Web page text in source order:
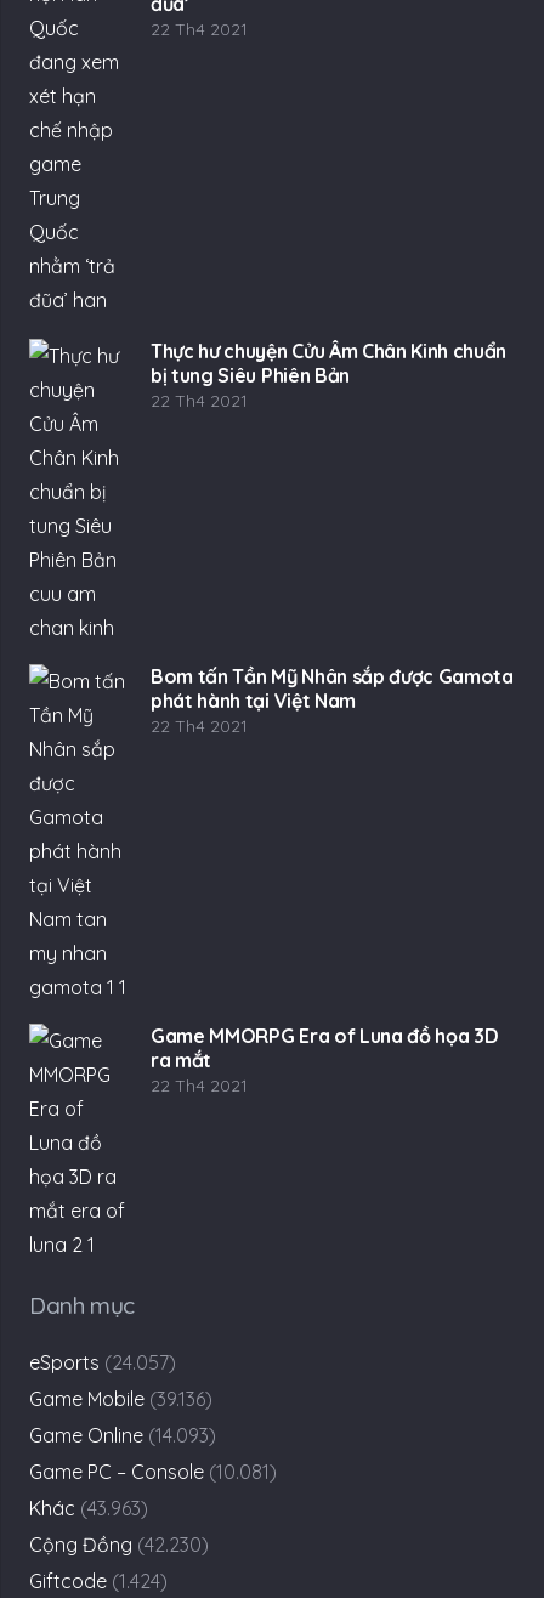
22 Th4 2021
Thực hư chuyện Cửu Âm Chân Kinh chuẩn
bị tung Siêu Phiên Bản
22 Th4 2021
Bom tấn Tần Mỹ Nhân sắp được Gamota
phát hành tại Việt Nam
22 Th4 2021
Game MMORPG Era of Luna đồ họa 3D
ra mắt
22 Th4 2021
Danh mục
eSports (24.057)
Game Mobile (39.136)
Game Online (14.093)
Game PC – Console (10.081)
Khác (43.963)
Cộng Đồng (42.230)
Giftcode (1.424)